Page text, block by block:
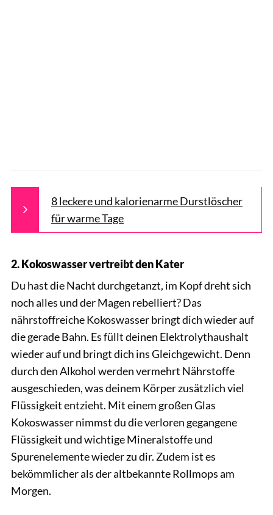
8 leckere und kalorienarme Durstlöscher
für warme Tage
2. Kokoswasser vertreibt den Kater
Du hast die Nacht durchgetanzt, im Kopf dreht sich
noch alles und der Magen rebelliert? Das
nährstoffreiche Kokoswasser bringt dich wieder auf
die gerade Bahn. Es füllt deinen Elektrolythaushalt
wieder auf und bringt dich ins Gleichgewicht. Denn
durch den Alkohol werden vermehrt Nährstoffe
ausgeschieden, was deinem Körper zusätzlich viel
Flüssigkeit entzieht. Mit einem großen Glas
Kokoswasser nimmst du die verloren gegangene
Flüssigkeit und wichtige Mineralstoffe und
Spurenelemente wieder zu dir. Zudem ist es
bekömmlicher als der altbekannte Rollmops am
Morgen.